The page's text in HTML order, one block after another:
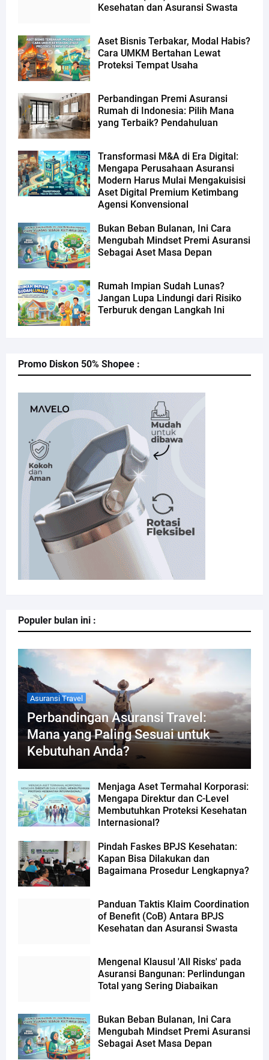
Kesehatan dan Asuransi Swasta
Aset Bisnis Terbakar, Modal Habis?
Cara UMKM Bertahan Lewat
Proteksi Tempat Usaha
Perbandingan Premi Asuransi
Rumah di Indonesia: Pilih Mana
yang Terbaik? Pendahuluan
Transformasi M&A di Era Digital:
Mengapa Perusahaan Asuransi
Modern Harus Mulai Mengakuisisi
Aset Digital Premium Ketimbang
Agensi Konvensional
Bukan Beban Bulanan, Ini Cara
Mengubah Mindset Premi Asuransi
Sebagai Aset Masa Depan
Rumah Impian Sudah Lunas?
Jangan Lupa Lindungi dari Risiko
Terburuk dengan Langkah Ini
Promo Diskon 50% Shopee :
Populer bulan ini :
Asuransi Travel
Perbandingan Asuransi Travel:
Mana yang Paling Sesuai untuk
Kebutuhan Anda?
Menjaga Aset Termahal Korporasi:
Mengapa Direktur dan C-Level
Membutuhkan Proteksi Kesehatan
Internasional?
Pindah Faskes BPJS Kesehatan:
Kapan Bisa Dilakukan dan
Bagaimana Prosedur Lengkapnya?
Panduan Taktis Klaim Coordination
of Benefit (CoB) Antara BPJS
Kesehatan dan Asuransi Swasta
Mengenal Klausul 'All Risks' pada
Asuransi Bangunan: Perlindungan
Total yang Sering Diabaikan
Bukan Beban Bulanan, Ini Cara
Mengubah Mindset Premi Asuransi
Sebagai Aset Masa Depan